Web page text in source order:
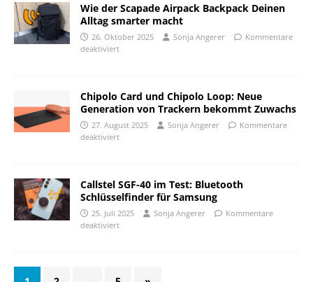
Wie der Scapade Airpack Backpack Deinen
Alltag smarter macht
26. Oktober 2025 Sonja Angerer
Kommentare
deaktiviert
Chipolo Card und Chipolo Loop: Neue
Generation von Trackern bekommt Zuwachs
27. August 2025 Sonja Angerer
Kommentare
deaktiviert
Callstel SGF-40 im Test: Bluetooth
Schlüsselfinder für Samsung
25. Juli 2025 Sonja Angerer
Kommentare
deaktiviert